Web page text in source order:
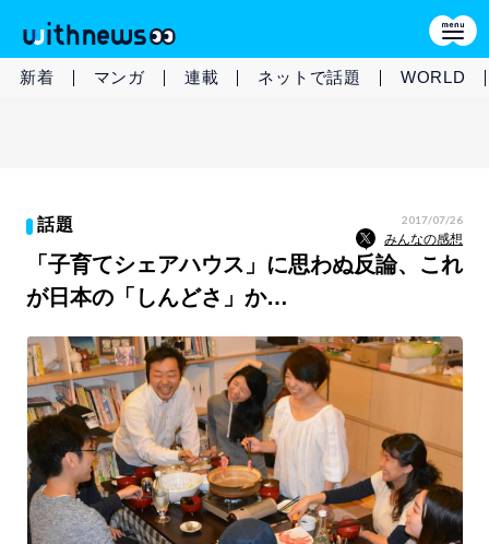
新着 マンガ 連載 ネットで話題 WORLD
話題 2017/07/26
みんなの感想
「子育てシェアハウス」に思わぬ反論、これ
が日本の「しんどさ」か…